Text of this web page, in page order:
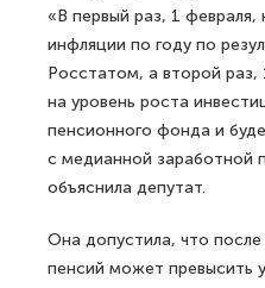
«В первый раз, 1 февраля,
инфляции по году по
Росстатом, а второй раз,
на уровень роста
пенсионного фонда и
с медианной заработной
объяснила депутат.
Она допустила, что
пенсий может превысить